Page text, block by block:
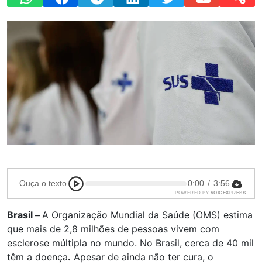
Ouça o texto 0:00 / 3:56
POWERED BY VOICEXPRESS
Brasil – A Organização Mundial da Saúde (OMS) estima
que mais de 2,8 milhões de pessoas vivem com
esclerose múltipla no mundo. No Brasil, cerca de 40 mil
têm a doença. Apesar de ainda não ter cura, o